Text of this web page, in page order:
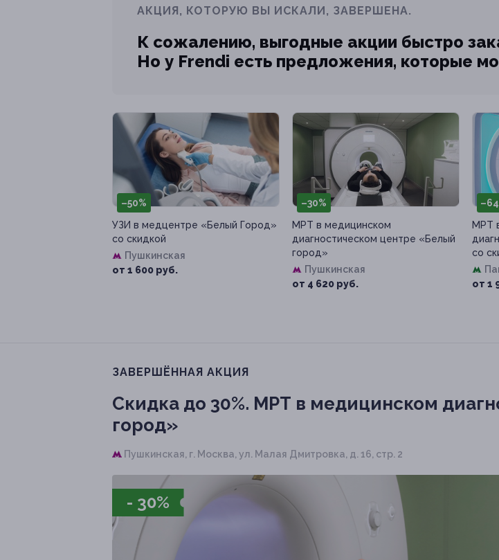
АКЦИЯ, КОТОРУЮ ВЫ ИСКАЛИ, ЗАВЕРШЕНА.
К сожалению, выгодные акции быстро
Но у Frendi есть предложения, которые
–50%
УЗИ в медцентре «Белый Город»
со скидкой
Пушкинская
от 1 600 руб.
–30%
МРТ в медицинском
диагностическом центре «Белый
город»
Пушкинская
от 4 620 руб.
МРТ
со
от 1
ЗАВЕРШЁННАЯ АКЦИЯ
Скидка до 30%. МРТ в медицинском
город»
Пушкинская, г. Москва, ул. Малая Дмитровка, д. 16, стр. 2
- 30%